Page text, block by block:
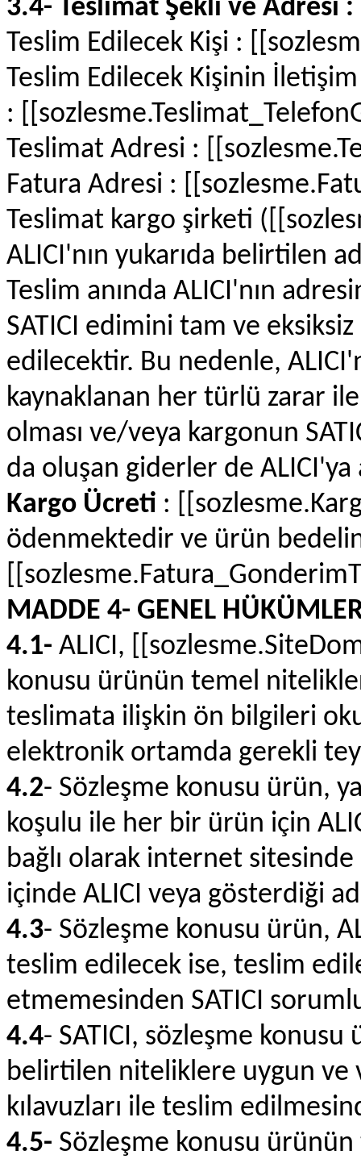
3.4- Teslimat Şekli ve Adresi :
Teslim Edilecek Kişi :
Teslim Edilecek Kişinin
:
Teslimat Adresi :
Fatura Adresi :
Teslimat kargo şirketi
ALICI'nın yukarıda belirtilen
Teslim anında ALICI'nın
SATICI edimini tam ve
edilecektir. Bu nedenle,
kaynaklanan her türlü zarar
olması ve/veya kargonun
da oluşan giderler de ALICI'ya
Kargo Ücreti :
ödenmektedir ve ürün
MADDE 4- GENEL
4.1- ALICI,
konusu ürünün temel
teslimata ilişkin ön bilgileri
elektronik ortamda gerekli
4.2- Sözleşme konusu ürün,
koşulu ile her bir ürün için
bağlı olarak internet
içinde ALICI veya gösterdiği
4.3- Sözleşme konusu ürün,
teslim edilecek ise, teslim
etmemesinden SATICI
4.4- SATICI, sözleşme
belirtilen niteliklere uygun ve
kılavuzları ile teslim
4.5- Sözleşme konusu